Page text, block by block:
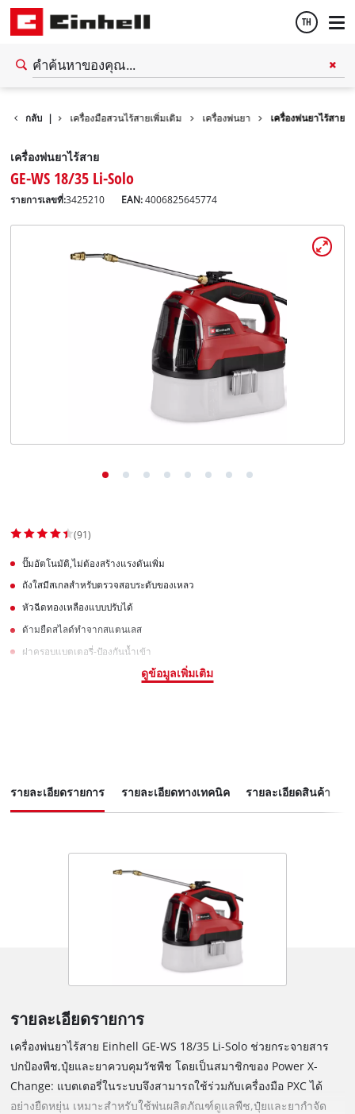
TH
กลับ |
รื่องมือสวน เครื่องมือสวนไร้สายเพิ่มเติม เครื่องพ่นยา เครื่องพ่นยาไร้สาย
เครื่องพ่นยาไร้สาย
GE-WS 18/35 Li-Solo
รายการเลขที่:3425210 EAN:4006825645774
(91)
ปั๊มอัตโนมัติ,ไม่ต้องสร้างแรงดันเพิ่ม
ถังใสมีสเกลสำหรับตรวจสอบระดับของเหลว
หัวฉีดทองเหลืองแบบปรับได้
ด้ามยืดสไลด์ทำจากสแตนเลส
ฝาครอบแบตเตอรี่-ป้องกันน้ำเข้า
ดูข้อมูลเพิ่มเติม
รายละเอียดรายการ รายละเอียดทางเทคนิค รายละเอียดสินค้า
รายละเอียดรายการ
เครื่องพ่นยาไร้สาย Einhell GE-WS 18/35 Li-Solo ช่วยกระจายสาร
ปกป้องพืช,ปุ๋ยและยาควบคุมวัชพืช โดยเป็นสมาชิกของ Power X-
Change: แบตเตอรี่ในระบบจึงสามารถใช้ร่วมกับเครื่องมือ PXC ได้
อย่างยืดหยุ่น เหมาะสำหรับใช้พ่นผลิตภัณฑ์ดูแลพืช,ปุ๋ยและยากำจัด